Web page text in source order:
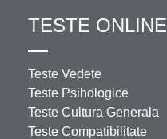
TESTE ONLINE
Teste Vedete
Teste Psihologice
Teste Cultura Generala
Teste Compatibilitate